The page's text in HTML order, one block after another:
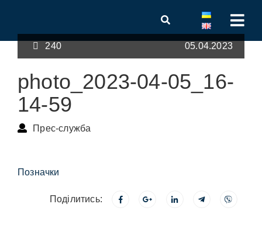
240 05.04.2023
photo_2023-04-05_16-
14-59
Прес-служба
Позначки
Поділитись: